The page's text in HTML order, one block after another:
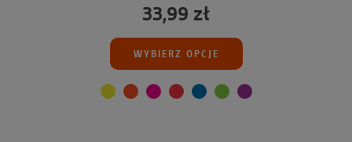
33,99 zł
WYBIERZ OPCJE